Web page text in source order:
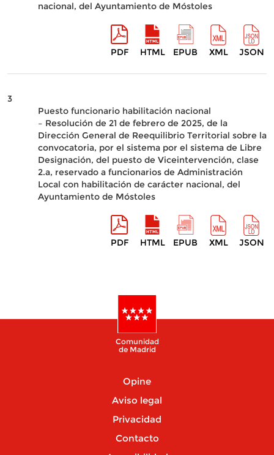
nacional, del Ayuntamiento de Móstoles
PDF HTML EPUB XML JSON
3
Puesto funcionario habilitación nacional
– Resolución de 21 de febrero de 2025, de la
Dirección General de Reequilibrio Territorial sobre la
convocatoria, por el sistema por el sistema de Libre
Designación, del puesto de Viceintervención, clase
2.a, reservado a funcionarios de Administración
Local con habilitación de carácter nacional, del
Ayuntamiento de Móstoles
PDF HTML EPUB XML JSON
Comunidad
de Madrid
Opine
Aviso legal
Privacidad
Contacto